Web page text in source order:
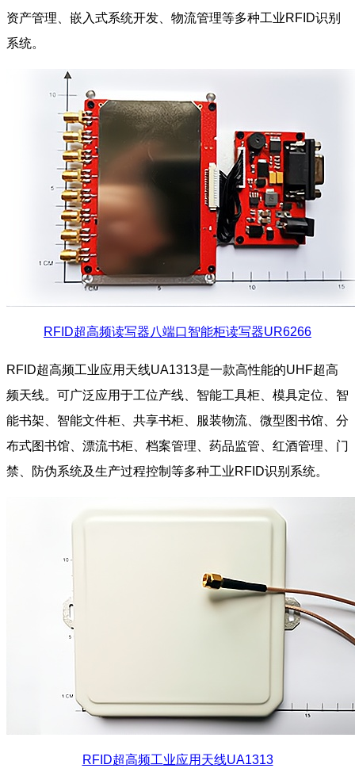
资产管理、嵌入式系统开发、物流管理等多种工业RFID识别
系统。
RFID超高频读写器八端口智能柜读写器UR6266
RFID超高频工业应用天线UA1313是一款高性能的UHF超高
频天线。可广泛应用于工位产线、智能工具柜、模具定位、智
能书架、智能文件柜、共享书柜、服装物流、微型图书馆、分
布式图书馆、漂流书柜、档案管理、药品监管、红酒管理、门
禁、防伪系统及生产过程控制等多种工业RFID识别系统。
RFID超高频工业应用天线UA1313